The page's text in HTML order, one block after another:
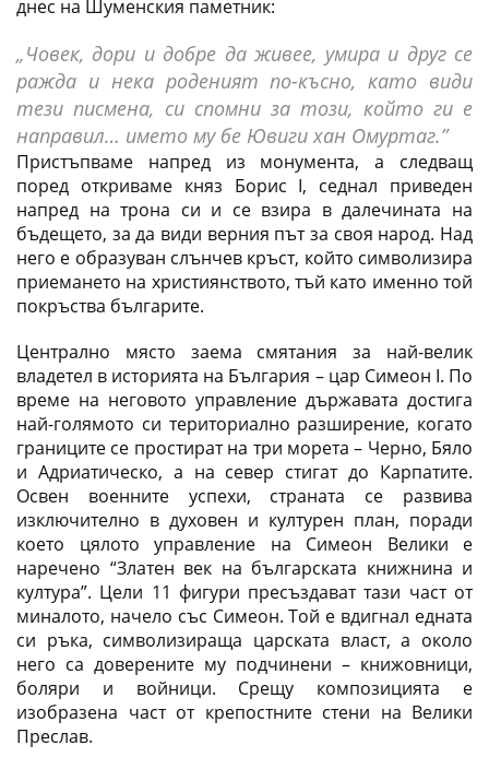
днес на Шуменския паметник:
„Човек, дори и добре да живее, умира и друг се
ражда и нека роденият по-късно, като види
тези писмена, си спомни за този, който ги е
направил… името му бе Ювиги хан Омуртаг.”
Пристъпваме напред из монумента, а следващ
поред откриваме княз Борис I, седнал приведен
напред на трона си и се взира в далечината на
бъдещето, за да види верния път за своя народ. Над
него е образуван слънчев кръст, който символизира
приемането на християнството, тъй като именно той
покръства българите.
Централно място заема смятания за най-велик
владетел в историята на България – цар Симеон I. По
време на неговото управление държавата достига
най-голямото си териториално разширение, когато
границите се простират на три морета – Черно, Бяло
и Адриатическо, а на север стигат до Карпатите.
Освен военните успехи, страната се развива
изключително в духовен и културен план, поради
което цялото управление на Симеон Велики е
наречено “Златен век на българската книжнина и
култура”. Цели 11 фигури пресъздават тази част от
миналото, начело със Симеон. Той е вдигнал едната
си ръка, символизираща царската власт, а около
него са доверените му подчинени – книжовници,
боляри и войници. Срещу композицията е
изобразена част от крепостните стени на Велики
Преслав.